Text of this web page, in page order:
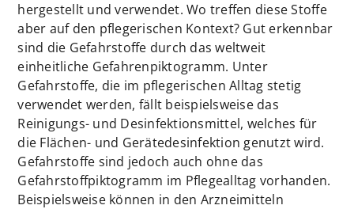
hergestellt und verwendet. Wo treffen diese Stoffe
aber auf den pflegerischen Kontext? Gut erkennbar
sind die Gefahrstoffe durch das weltweit
einheitliche Gefahrenpiktogramm. Unter
Gefahrstoffe, die im pflegerischen Alltag stetig
verwendet werden, fällt beispielsweise das
Reinigungs- und Desinfektionsmittel, welches für
die Flächen- und Gerätedesinfektion genutzt wird.
Gefahrstoffe sind jedoch auch ohne das
Gefahrstoffpiktogramm im Pflegealltag vorhanden.
Beispielsweise können in den Arzneimitteln